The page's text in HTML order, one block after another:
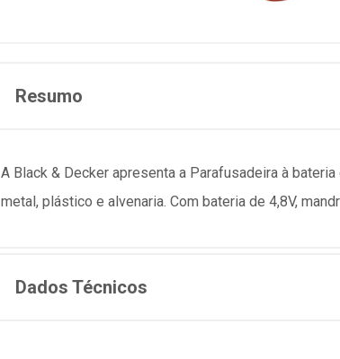
Resumo
A Black & Decker apresenta a Parafusadeira à
metal, plástico e alvenaria. Com bateria de 4,8V,
Dados Técnicos